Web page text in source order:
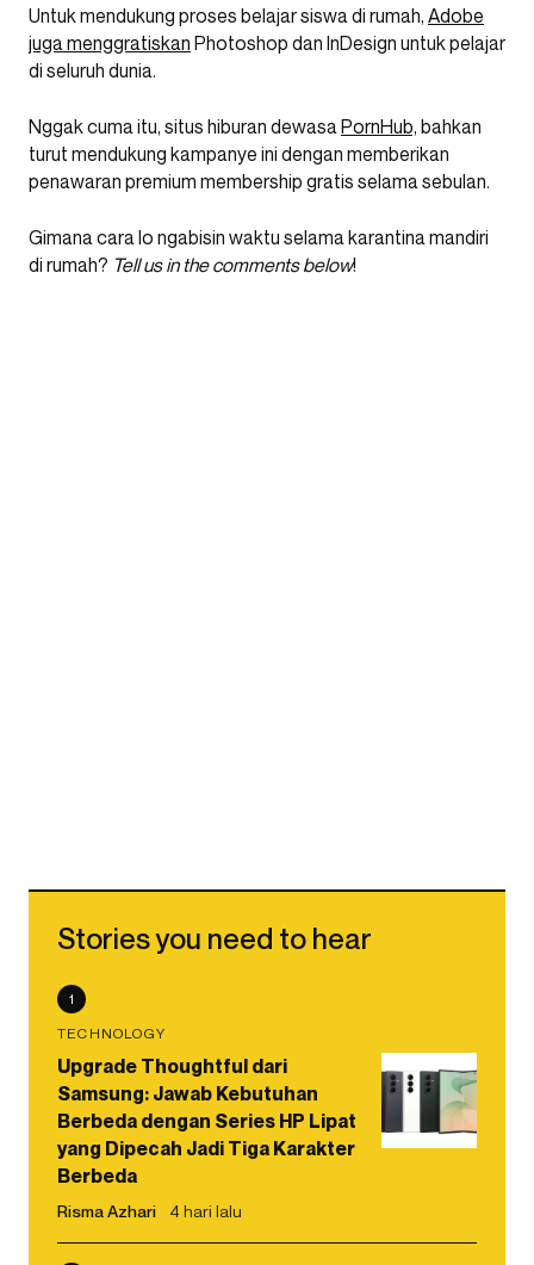
Untuk mendukung proses belajar siswa di rumah, Adobe
juga menggratiskan Photoshop dan InDesign untuk pelajar
di seluruh dunia.
Nggak cuma itu, situs hiburan dewasa PornHub, bahkan
turut mendukung kampanye ini dengan memberikan
penawaran premium membership gratis selama sebulan.
Gimana cara lo ngabisin waktu selama karantina mandiri
di rumah? Tell us in the comments below!
Stories you need to hear
1
TECHNOLOGY
Upgrade Thoughtful dari
Samsung: Jawab Kebutuhan
Berbeda dengan Series HP Lipat
yang Dipecah Jadi Tiga Karakter
Berbeda
Risma Azhari 4 hari lalu